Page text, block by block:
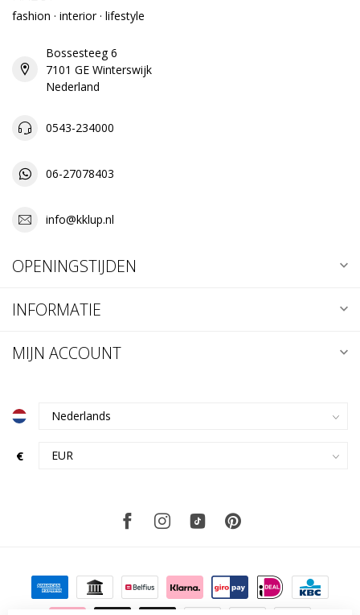
fashion · interior · lifestyle
Bossesteeg 6
7101 GE Winterswijk
Nederland
0543-234000
06-27078403
info@kklup.nl
OPENINGSTIJDEN
INFORMATIE
MIJN ACCOUNT
€